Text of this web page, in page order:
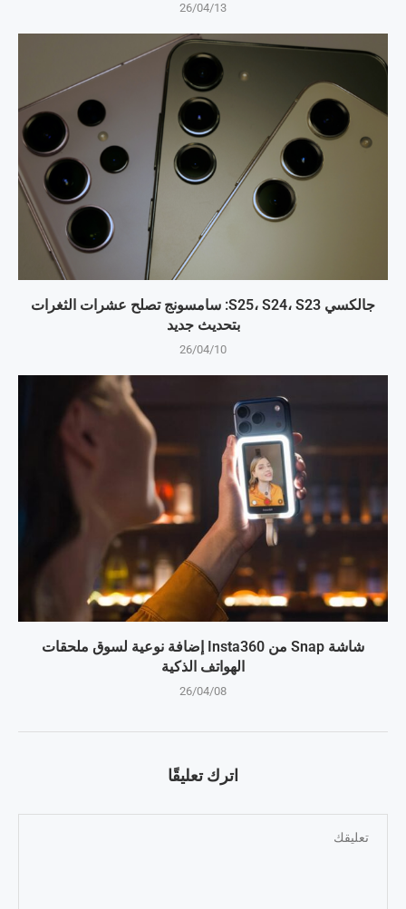
26/04/13
جالكسي S25، S24، S23: سامسونج تصلح عشرات الثغرات
بتحديث جديد
26/04/10
شاشة Snap من Insta360 إضافة نوعية لسوق ملحقات
الهواتف الذكية
26/04/08
اترك تعليقًا